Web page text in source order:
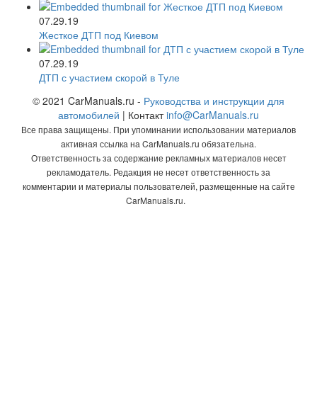
07.29.19
Жесткое ДТП под Киевом
07.29.19
ДТП с участием скорой в Туле
© 2021 CarManuals.ru - Руководства и инструкции для
автомобилей | Контактinfo@CarManuals.ru
Все права защищены. При упоминании использовании материалов
активная ссылка на CarManuals.ru обязательна.
Ответственность за содержание рекламных материалов несет
рекламодатель. Редакция не несет ответственность за
комментарии и материалы пользователей, размещенные на сайте
CarManuals.ru.